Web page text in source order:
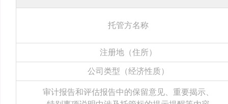
托管方名称
注册地（住所）
公司类型（经济性质）
审计报告和评估报告中的保留意见、重要揭示、